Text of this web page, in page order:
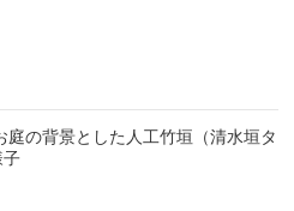
庭の背景とした人工竹垣（清水垣タ
子